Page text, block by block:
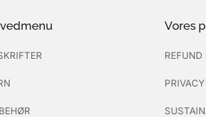
Vores
REFUND